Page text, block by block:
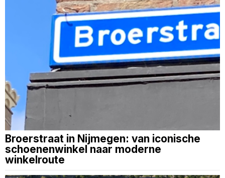
Broerstraat in Nijmegen: van iconische
schoenenwinkel naar moderne
winkelroute